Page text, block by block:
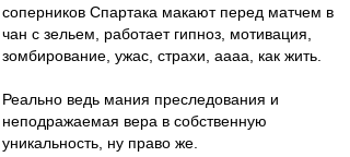
соперников Спартака макают перед матчем в
чан с зельем, работает гипноз, мотивация,
зомбирование, ужас, страхи, аааа, как жить.
Реально ведь мания преследования и
неподражаемая вера в собственную
уникальность, ну право же.